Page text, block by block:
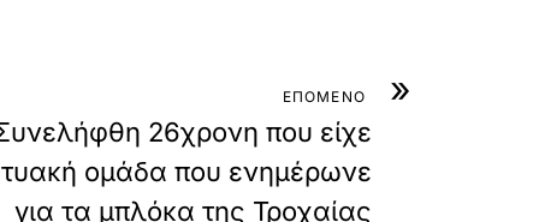
»
ΕΠΟΜΕΝΟ
26χρονη που είχε
ομάδα που ενημέρωνε
για τα μπλόκα της Τροχαίας